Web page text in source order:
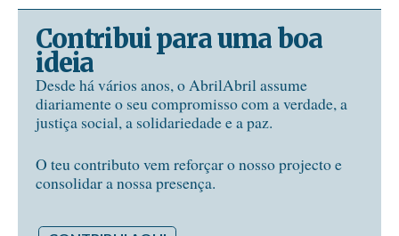
Contribui para uma boa
ideia
Desde há vários anos, o AbrilAbril assume
diariamente o seu compromisso com a verdade, a
justiça social, a solidariedade e a paz.
O teu contributo vem reforçar o nosso projecto e
consolidar a nossa presença.